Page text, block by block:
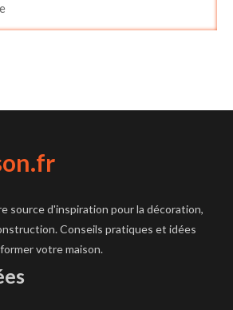
source d'inspiration pour la décoration,
Conseils pratiques et idées
votre maison.